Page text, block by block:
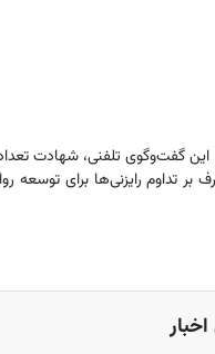
گفت‌وگوی تلفنی، شهادت
بر تداوم رایزنى‌ها براى